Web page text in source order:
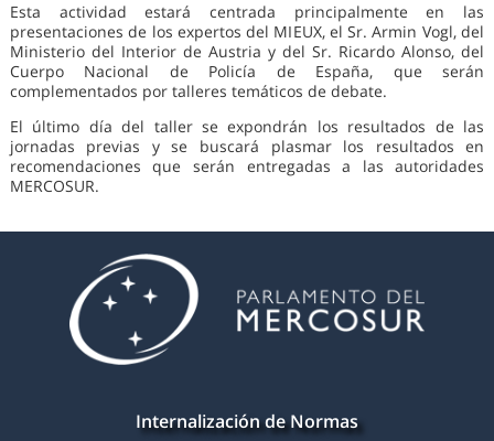
Esta actividad estará centrada principalmente en las
presentaciones de los expertos del MIEUX, el Sr. Armin Vogl, del
Ministerio del Interior de Austria y del Sr. Ricardo Alonso, del
Cuerpo Nacional de Policía de España, que serán
complementados por talleres temáticos de debate.
El último día del taller se expondrán los resultados de las
jornadas previas y se buscará plasmar los resultados en
recomendaciones que serán entregadas a las autoridades
MERCOSUR.
Internalización de Normas